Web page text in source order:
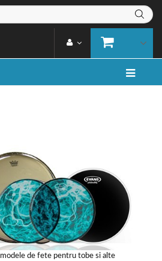
de fete pentru tobe si alte